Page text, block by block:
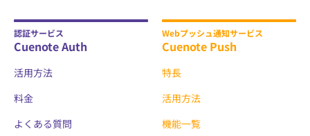
認証サービス
Cuenote Auth
活用方法
料金
よくある質問
Webプッシュ通知サービス
Cuenote Push
特長
活用方法
機能一覧